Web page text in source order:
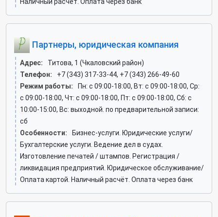
Партнеры, юридическая компания
Адрес:
Титова, 1 (Чкаловский район)
Телефон:
+7 (343) 317-33-44, +7 (343) 266-49-60
Режим работы:
Пн: c 09:00-18:00, Вт: c 09:00-18:00, Ср:
c 09:00-18:00, Чт: c 09:00-18:00, Пт: c 09:00-18:00, Сб: c
10:00-15:00, Вс: выходной. по предварительной записи:
сб
Особенности:
Бизнес-услуги. Юридические услуги/
Бухгалтерские услуги. Ведение дел в судах.
Изготовление печатей / штампов. Регистрация /
ликвидация предприятий. Юридическое обслуживание/
Оплата картой. Наличный расчёт. Оплата через банк